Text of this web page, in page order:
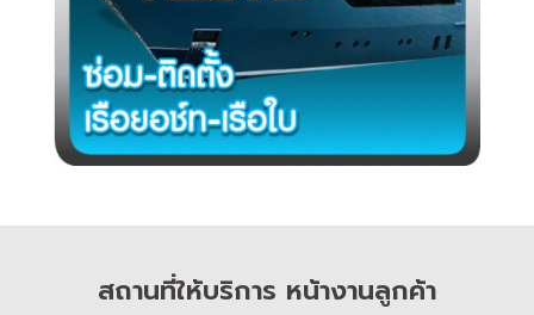
สถานที่ให้บริการ หน้างานลูกค้า